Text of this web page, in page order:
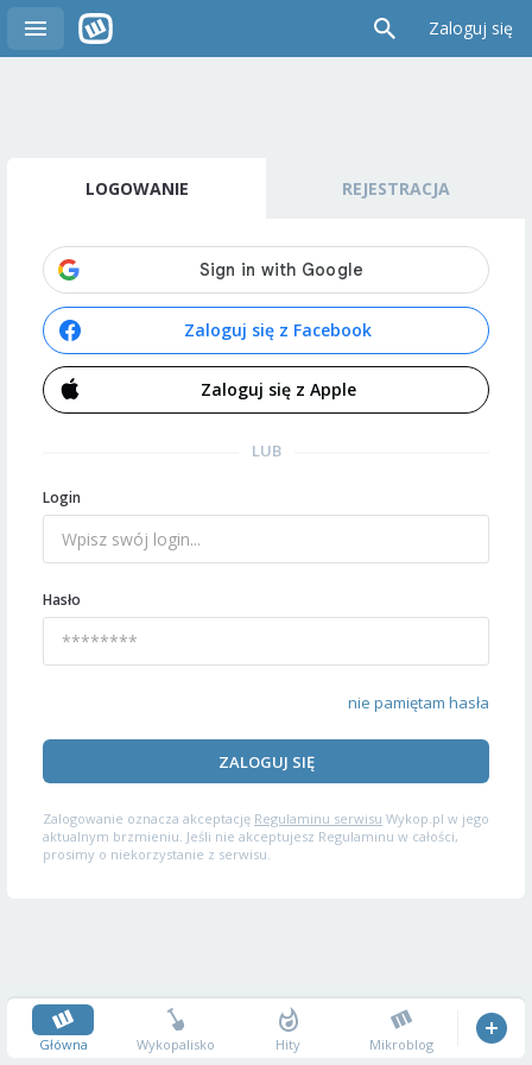
Zaloguj się
LOGOWANIE REJESTRACJA
Zaloguj się z Facebook
Zaloguj się z Apple
LUB
Login
Hasło
nie pamiętam hasła
ZALOGUJ SIĘ
Zalogowanie oznacza akceptację Regulaminu serwisu Wykop.pl w jego
aktualnym brzmieniu. Jeśli nie akceptujesz Regulaminu w całości,
prosimy o niekorzystanie z serwisu.
Główna Wykopalisko Hity Mikroblog